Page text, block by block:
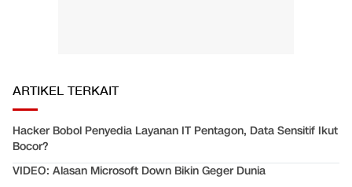
ARTIKEL TERKAIT
Hacker Bobol Penyedia Layanan IT Pentagon, Data Sensitif Ikut
Bocor?
VIDEO: Alasan Microsoft Down Bikin Geger Dunia